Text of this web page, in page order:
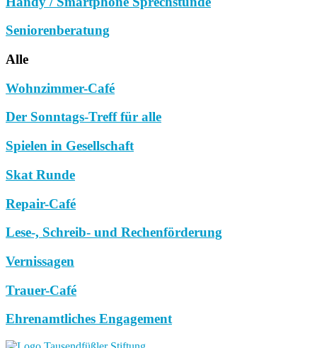
Seniorenberatung
Alle
Wohnzimmer-Café
Der Sonntags-Treff für alle
Spielen in Gesellschaft
Skat Runde
Repair-Café
Lese-, Schreib- und Rechenförderung
Vernissagen
Trauer-Café
Ehrenamtliches Engagement